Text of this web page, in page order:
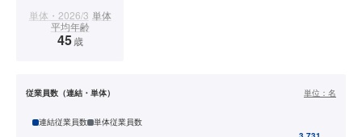
単体・2026/3 単体
平均年齢
45歳
従業員数（連結・単体） 単位： 名
連結従業員数 単体従業員数